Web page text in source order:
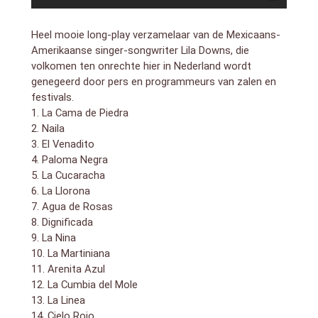
Heel mooie long-play verzamelaar van de Mexicaans-
Amerikaanse singer-songwriter Lila Downs, die
volkomen ten onrechte hier in Nederland wordt
genegeerd door pers en programmeurs van zalen en
festivals.
1. La Cama de Piedra
2. Naila
3. El Venadito
4. Paloma Negra
5. La Cucaracha
6. La Llorona
7. Agua de Rosas
8. Dignificada
9. La Nina
10. La Martiniana
11. Arenita Azul
12. La Cumbia del Mole
13. La Linea